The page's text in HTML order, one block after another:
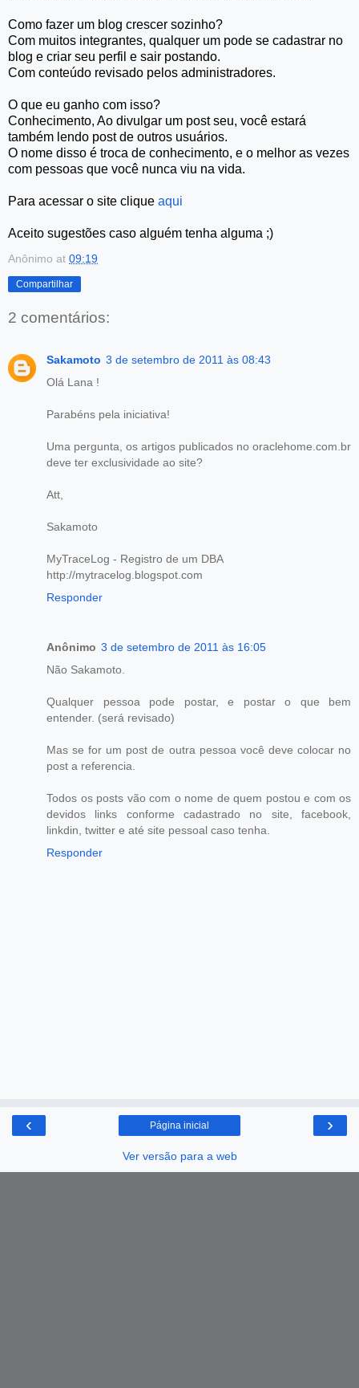
Como fazer um blog crescer sozinho?
Com muitos integrantes, qualquer um pode se cadastrar no
blog e criar seu perfil e sair postando.
Com conteúdo revisado pelos administradores.
O que eu ganho com isso?
Conhecimento, Ao divulgar um post seu, você estará
também lendo post de outros usuários.
O nome disso é troca de conhecimento, e o melhor as vezes
com pessoas que você nunca viu na vida.
Para acessar o site clique aqui
Aceito sugestões caso alguém tenha alguma ;)
Anônimo at 09:19
Compartilhar
2 comentários:
Sakamoto 3 de setembro de 2011 às 08:43
Olá Lana !
Parabéns pela iniciativa!
Uma pergunta, os artigos publicados no oraclehome.com.br
deve ter exclusividade ao site?
Att,
Sakamoto
MyTraceLog - Registro de um DBA
http://mytracelog.blogspot.com
Responder
Anônimo 3 de setembro de 2011 às 16:05
Não Sakamoto.
Qualquer pessoa pode postar, e postar o que bem
entender. (será revisado)
Mas se for um post de outra pessoa você deve colocar no
post a referencia.
Todos os posts vão com o nome de quem postou e com os
devidos links conforme cadastrado no site, facebook,
linkdin, twitter e até site pessoal caso tenha.
Responder
‹ ›
Página inicial
Ver versão para a web